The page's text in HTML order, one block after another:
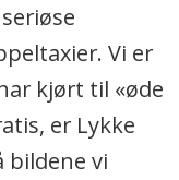
Vi er
kjørt til «øde
er Lykke
bildene vi